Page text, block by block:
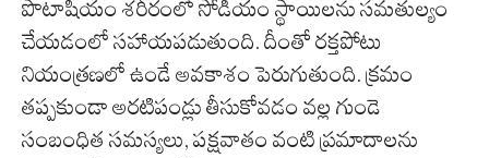
పొటాషియం శరీరంలో సోడియం స్థాయిలను సమతుల్యం
చేయడంలో సహాయపడుతుంది. దీంతో రక్తపోటు
నియంత్రణలో ఉండే అవకాశం పెరుగుతుంది. క్రమం
తప్పకుండా అరటిపండ్లు తీసుకోవడం వల్ల గుండె
సంబంధిత సమస్యలు, పక్షవాతం వంటి ప్రమాదాలను